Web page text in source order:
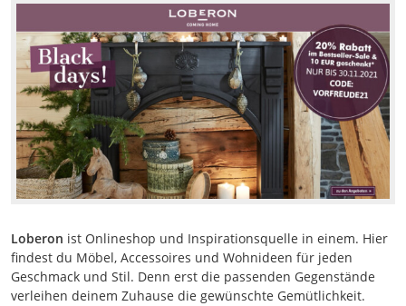
Loberon ist Onlineshop und Inspirationsquelle in einem. Hier
findest du Möbel, Accessoires und Wohnideen für jeden
Geschmack und Stil. Denn erst die passenden Gegenstände
verleihen deinem Zuhause die gewünschte Gemütlichkeit.